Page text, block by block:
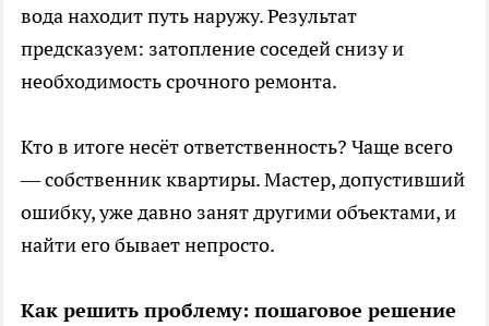
вода находит путь наружу. Результат
предсказуем: затопление соседей снизу и
необходимость срочного ремонта.
Кто в итоге несёт ответственность? Чаще всего
— собственник квартиры. Мастер, допустивший
ошибку, уже давно занят другими объектами, и
найти его бывает непросто.
Как решить проблему: пошаговое решение